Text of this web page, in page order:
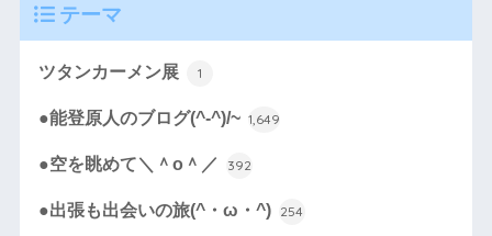
テーマ
ツタンカーメン展 1
●能登原人のブログ(^-^)/~ 1,649
●空を眺めて＼＾o＾／ 392
●出張も出会いの旅(^・ω・^) 254